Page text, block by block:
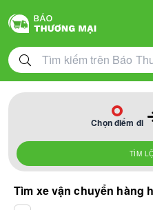
Chọn điểm đi
TÌM
Tìm xe vận chuyển hàng